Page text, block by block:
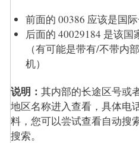
前面的 00386 应该是国际
后面的 40029184 是该
（有可能是带有/不带内
机）
说明： 其内部的长途区号或
地区名称进入查看，具体电
料，您可以尝试查看自动搜
搜索。